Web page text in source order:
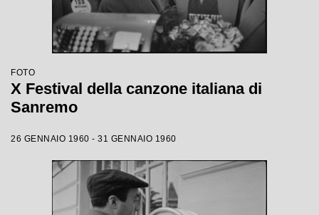
FOTO
X Festival della canzone italiana di
Sanremo
26 GENNAIO 1960 - 31 GENNAIO 1960